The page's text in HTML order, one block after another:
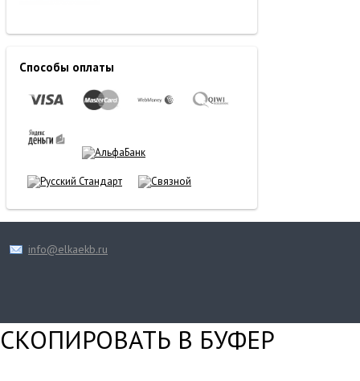
Способы оплаты
info@elkaekb.ru
СКОПИРОВАТЬ В БУФЕР